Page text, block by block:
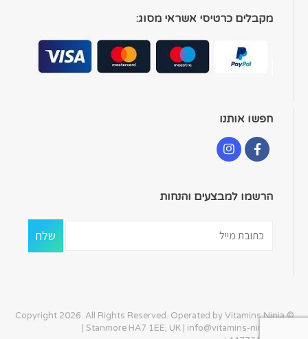
מקבלים כרטיסי אשראי מסוג:
חפשו אותנו
הרשמו למבצעים והנחות
© Copyright 2026. All Rights Reserved. Operated by Vitamins Ninja
| Stanmore HA7 1EE, UK | info@vitamins-ninja.com